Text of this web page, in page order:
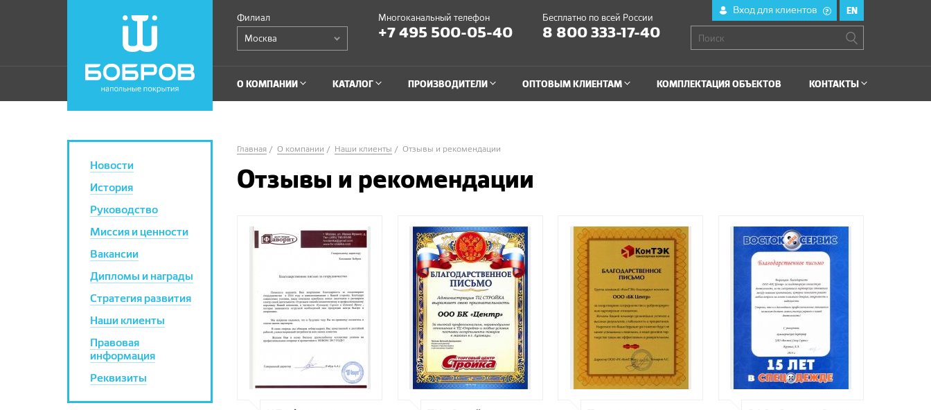
Филиал
Москва
Многоканальный телефон
+7 495 500-05-40
Бесплатно по всей России
8 800 333-17-40
Вход для клиентов ? EN
О КОМПАНИИ КАТАЛОГ ПРОИЗВОДИТЕЛИ ОПТОВЫМ КЛИЕНТАМ КОМПЛЕКТАЦИЯ ОБЪЕКТОВ КОНТАКТЫ
Новости
История
Руководство
Миссия и ценности
Вакансии
Дипломы и награды
Стратегия развития
Наши клиенты
Правовая
информация
Реквизиты
Главная О компании Наши клиенты Отзывы и рекомендации
Отзывы и рекомендации